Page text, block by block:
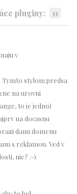
pluginy:
0
v
Tymto stylom predsa
na urovni
to je jedno)
na docasnu
danu domenu
s reklamou. Ved v
nie? :-)